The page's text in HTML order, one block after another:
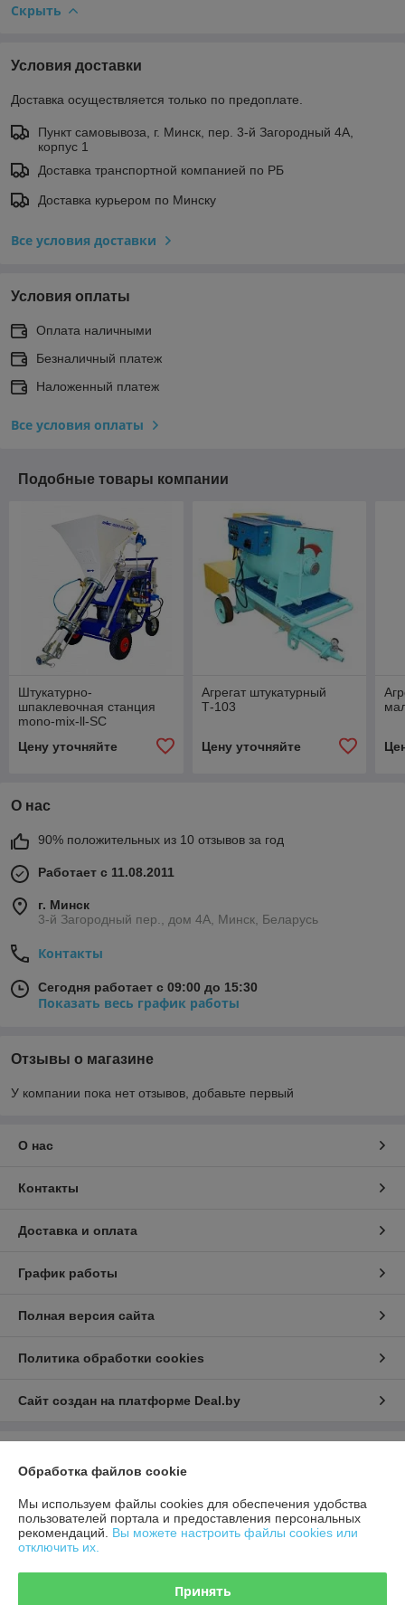
Скрыть
Условия доставки
Доставка осуществляется только по предоплате.
Пункт самовывоза, г. Минск, пер. 3-й Загородный 4А,
корпус 1
Доставка транспортной компанией по РБ
Доставка курьером по Минску
Все условия доставки
Условия оплаты
Оплата наличными
Безналичный платеж
Наложенный платеж
Все условия оплаты
Подобные товары компании
Штукатурно-
шпаклевочная станция
mono-mix-ll-SC
Цену уточняйте
Агрегат штукатурный
Т-103
Цену уточняйте
О нас
90% положительных из 10 отзывов за год
Работает с 11.08.2011
г. Минск
3-й Загородный пер., дом 4А, Минск, Беларусь
Контакты
Сегодня работает с 09:00 до 15:30
Показать весь график работы
Отзывы о магазине
У компании пока нет отзывов, добавьте первый
О нас
Контакты
Доставка и оплата
График работы
Полная версия сайта
Политика обработки cookies
Сайт создан на платформе Deal.by
220036, г. Минск, пер. Загородный 3-й, дом 4В, комн. 302
Регистрационный номер ЕГР: 193513087
Регистрационный орган: Минский горисполком
Обработка файлов cookie
Мы используем файлы cookies для обеспечения удобства
пользователей портала и предоставления персональных
рекомендаций. Вы можете настроить файлы cookies или
отключить их.
Принять